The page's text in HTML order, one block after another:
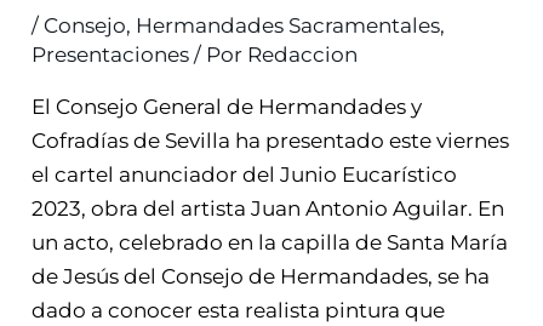
/ Consejo, Hermandades Sacramentales,
Presentaciones / Por Redaccion
El Consejo General de Hermandades y
Cofradías de Sevilla ha presentado este viernes
el cartel anunciador del Junio Eucarístico
2023, obra del artista Juan Antonio Aguilar. En
un acto, celebrado en la capilla de Santa María
de Jesús del Consejo de Hermandades, se ha
dado a conocer esta realista pintura que